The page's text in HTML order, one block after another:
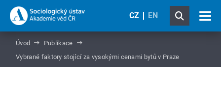
CZ EN
Úvod
Publikace
Vybrané faktory stojící za vysokými cenami bytů v Praze